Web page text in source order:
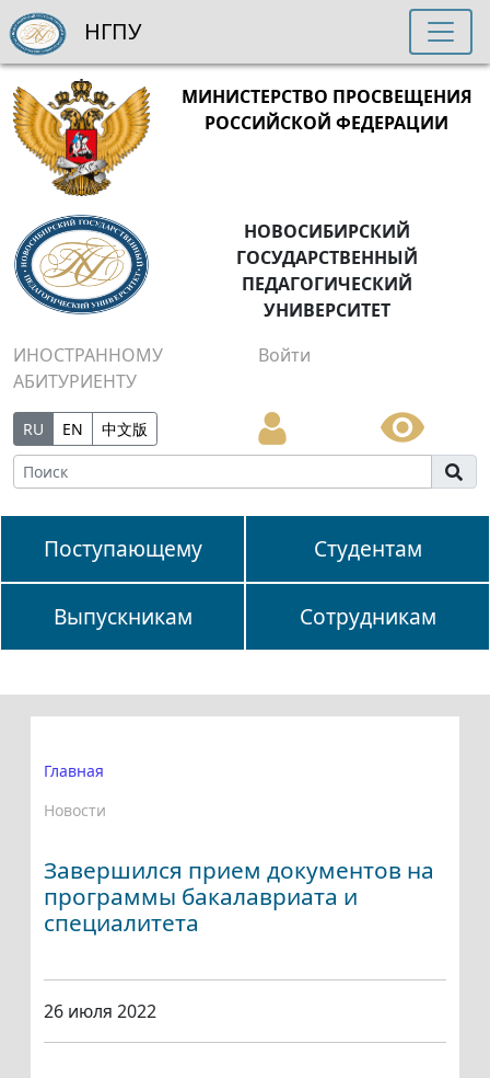
МИНИСТЕРСТВО ПРОСВЕЩЕНИЯ
РОССИЙСКОЙ ФЕДЕРАЦИИ
НОВОСИБИРСКИЙ
ГОСУДАРСТВЕННЫЙ
ПЕДАГОГИЧЕСКИЙ
УНИВЕРСИТЕТ
ИНОСТРАННОМУ
АБИТУРИЕНТУ
Войти
RU EN 中文版
Поступающему Студентам
Выпускникам Сотрудникам
НГПУ
Главная
Новости
Завершился прием документов на
программы бакалавриата и
специалитета
26 июля 2022